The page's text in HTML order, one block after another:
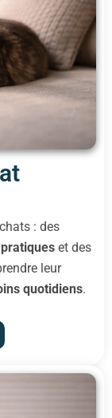
: des
et des
leur
quotidiens.